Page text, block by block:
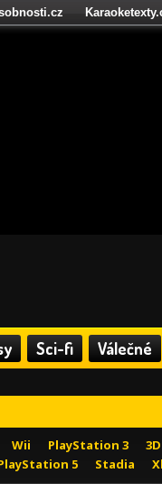
Sci-fi Válečné
Wii PlayStation 3
5 Stadia